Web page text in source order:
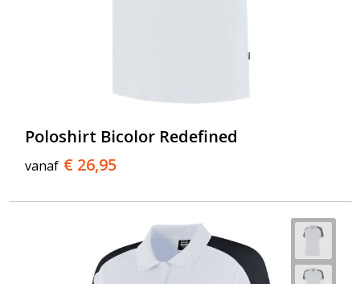
Poloshirt Bicolor Redefined
vanaf € 26,95